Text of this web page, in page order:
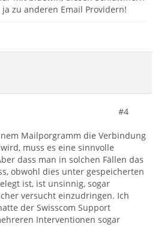
zu anderen Email Providern!
#4
Mailporgramm die Verbindung
muss es eine sinnvolle
dass man in solchen Fällen das
obwohl dies unter gespeicherten
ist, ist unsinnig, sogar
versucht einzudringen. Ich
der Swisscom Support
Interventionen sogar